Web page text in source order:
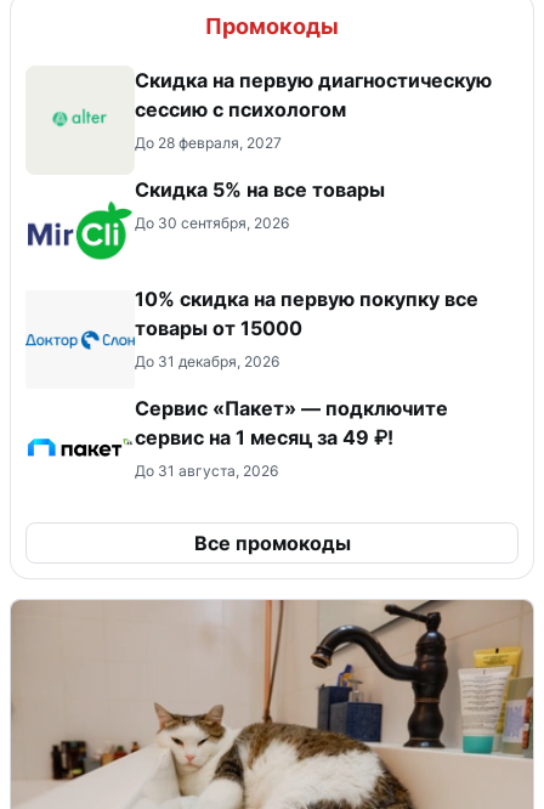
Промокоды
Скидка на первую диагностическую
сессию с психологом
До 28 февраля, 2027
Скидка 5% на все товары
До 30 сентября, 2026
10% скидка на первую покупку все
товары от 15000
До 31 декабря, 2026
Сервис «Пакет» — подключите
сервис на 1 месяц за 49 ₽!
До 31 августа, 2026
Все промокоды